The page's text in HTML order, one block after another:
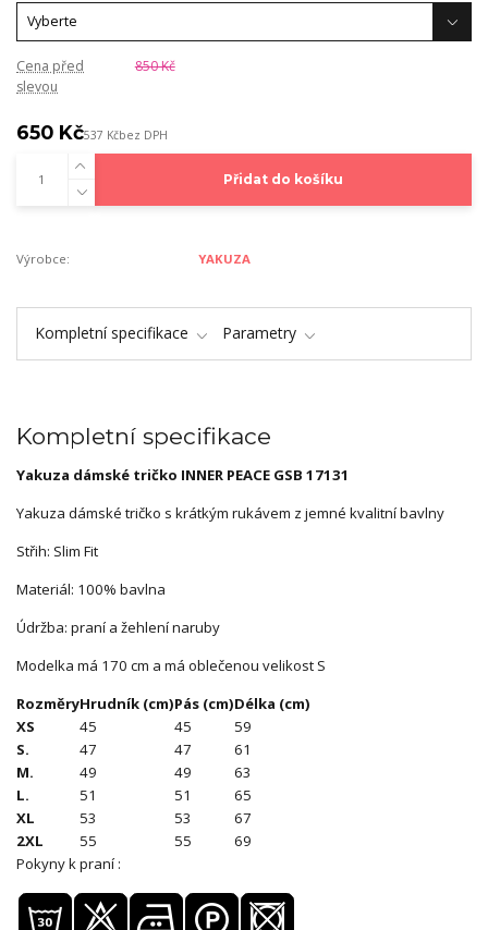
Cena před
slevou
850 Kč
650 Kč537 Kčbez DPH
Přidat do košíku
Výrobce: YAKUZA
Kompletní specifikace Parametry
Kompletní specifikace
Yakuza dámské tričko INNER PEACE GSB 17131
Yakuza dámské tričko s krátkým rukávem z jemné kvalitní bavlny
Střih: Slim Fit
Materiál: 100% bavlna
Údržba: praní a žehlení naruby
Modelka má 170 cm a má oblečenou velikost S
RozměryHrudník (cm)Pás (cm)Délka (cm)
XS
45 45
59
S.
47 47
61
M.
49 49
63
L.
51 51
65
XL
53 53
67
2XL
55 55
69
Pokyny k praní :